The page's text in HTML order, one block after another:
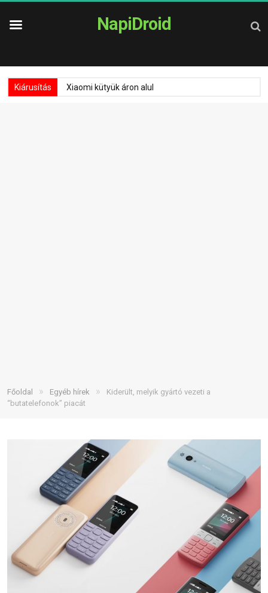
NapiDroid
Kiárusítás Xiaomi kütyük áron alul
Főoldal » Egyéb hírek »
Kiderült, melyik gyártó vezeti a
“butatelefonok” piacát